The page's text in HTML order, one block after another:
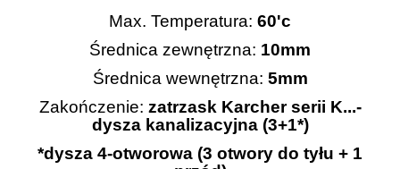
Max. Temperatura: 60'c
Średnica zewnętrzna: 10mm
Średnica wewnętrzna: 5mm
Zakończenie: zatrzask Karcher serii K...-
dysza kanalizacyjna (3+1*)
*dysza 4-otworowa (3 otwory do tyłu + 1